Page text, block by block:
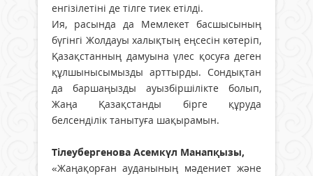
енгізілетіні де тілге тиек етілді.
Ия, расында да Мемлекет басшысының
бүгінгі Жолдауы халықтың еңсесін көтеріп,
Қазақстанның дамуына үлес қосуға деген
құлшынысымызды арттырды. Сондықтан
да баршаңызды ауызбіршілікте болып,
Жаңа Қазақстанды бірге құруда
белсенділік танытуға шақырамын.
Тілеубергенова Асемкүл Манапқызы,
«Жаңақорған ауданының мәдениет және